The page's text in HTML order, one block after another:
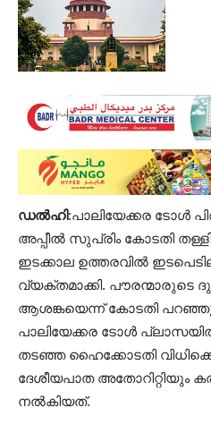
ഡൽഹി:പാലിയേക്കര ടോള്‍
അപ്പീല്‍ സുപ്രിം കോടതി
ഇടക്കാല ഉത്തരവില്‍
വ്യക്തമാക്കി.
ആശങ്കയെന്ന് കോടതി
പാലിയേക്കര ടോള്‍
തടഞ്ഞ ഹൈക്കോടതി
ദേശീയപാത അതോറിറ്റിയും
നല്‍കിയത്.